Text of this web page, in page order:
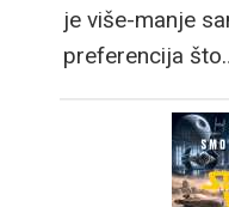
je više-manje
preferencija